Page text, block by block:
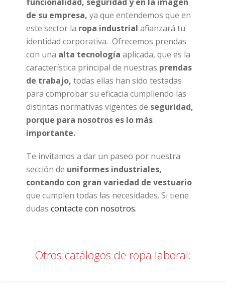
de su empresa, ya que entendemos que en
este sector la ropa industrial afianzará tu
identidad corporativa. Ofrecemos prendas
con una alta tecnología aplicada, que es la
característica principal de nuestras prendas
de trabajo, todas ellas han sido testadas
para comprobar su eficacia cumpliendo las
distintas normativas vigentes de seguridad,
porque para nosotros es lo más
importante.
Te invitamos a dar un paseo por nuestra
sección de uniformes industriales,
contando con gran variedad de vestuario
que cumplen todas las necesidades. Si tiene
dudascontacte con nosotros.
Otros catálogos de ropa laboral: